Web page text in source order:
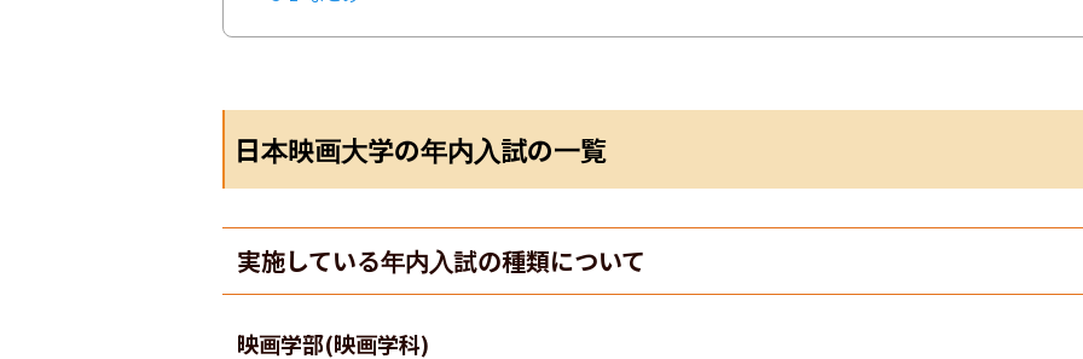
日本映画大学の年内入試の一覧
実施している年内入試の種類について
映画学部(映画学科)